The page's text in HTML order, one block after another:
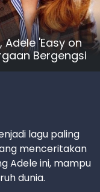
'Easy on
Bergengsi
lagu paling
menceritakan
Adele ini, mampu
dunia.